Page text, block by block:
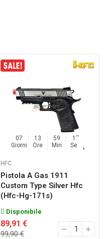
07
Giorni
13
Ore
59
Min
17
Sec
HFC
Pistola A Gas 1911
Custom Type Silver Hfc
(hfc-Hg-171s)
Disponibile
89,91 €
99,90 €